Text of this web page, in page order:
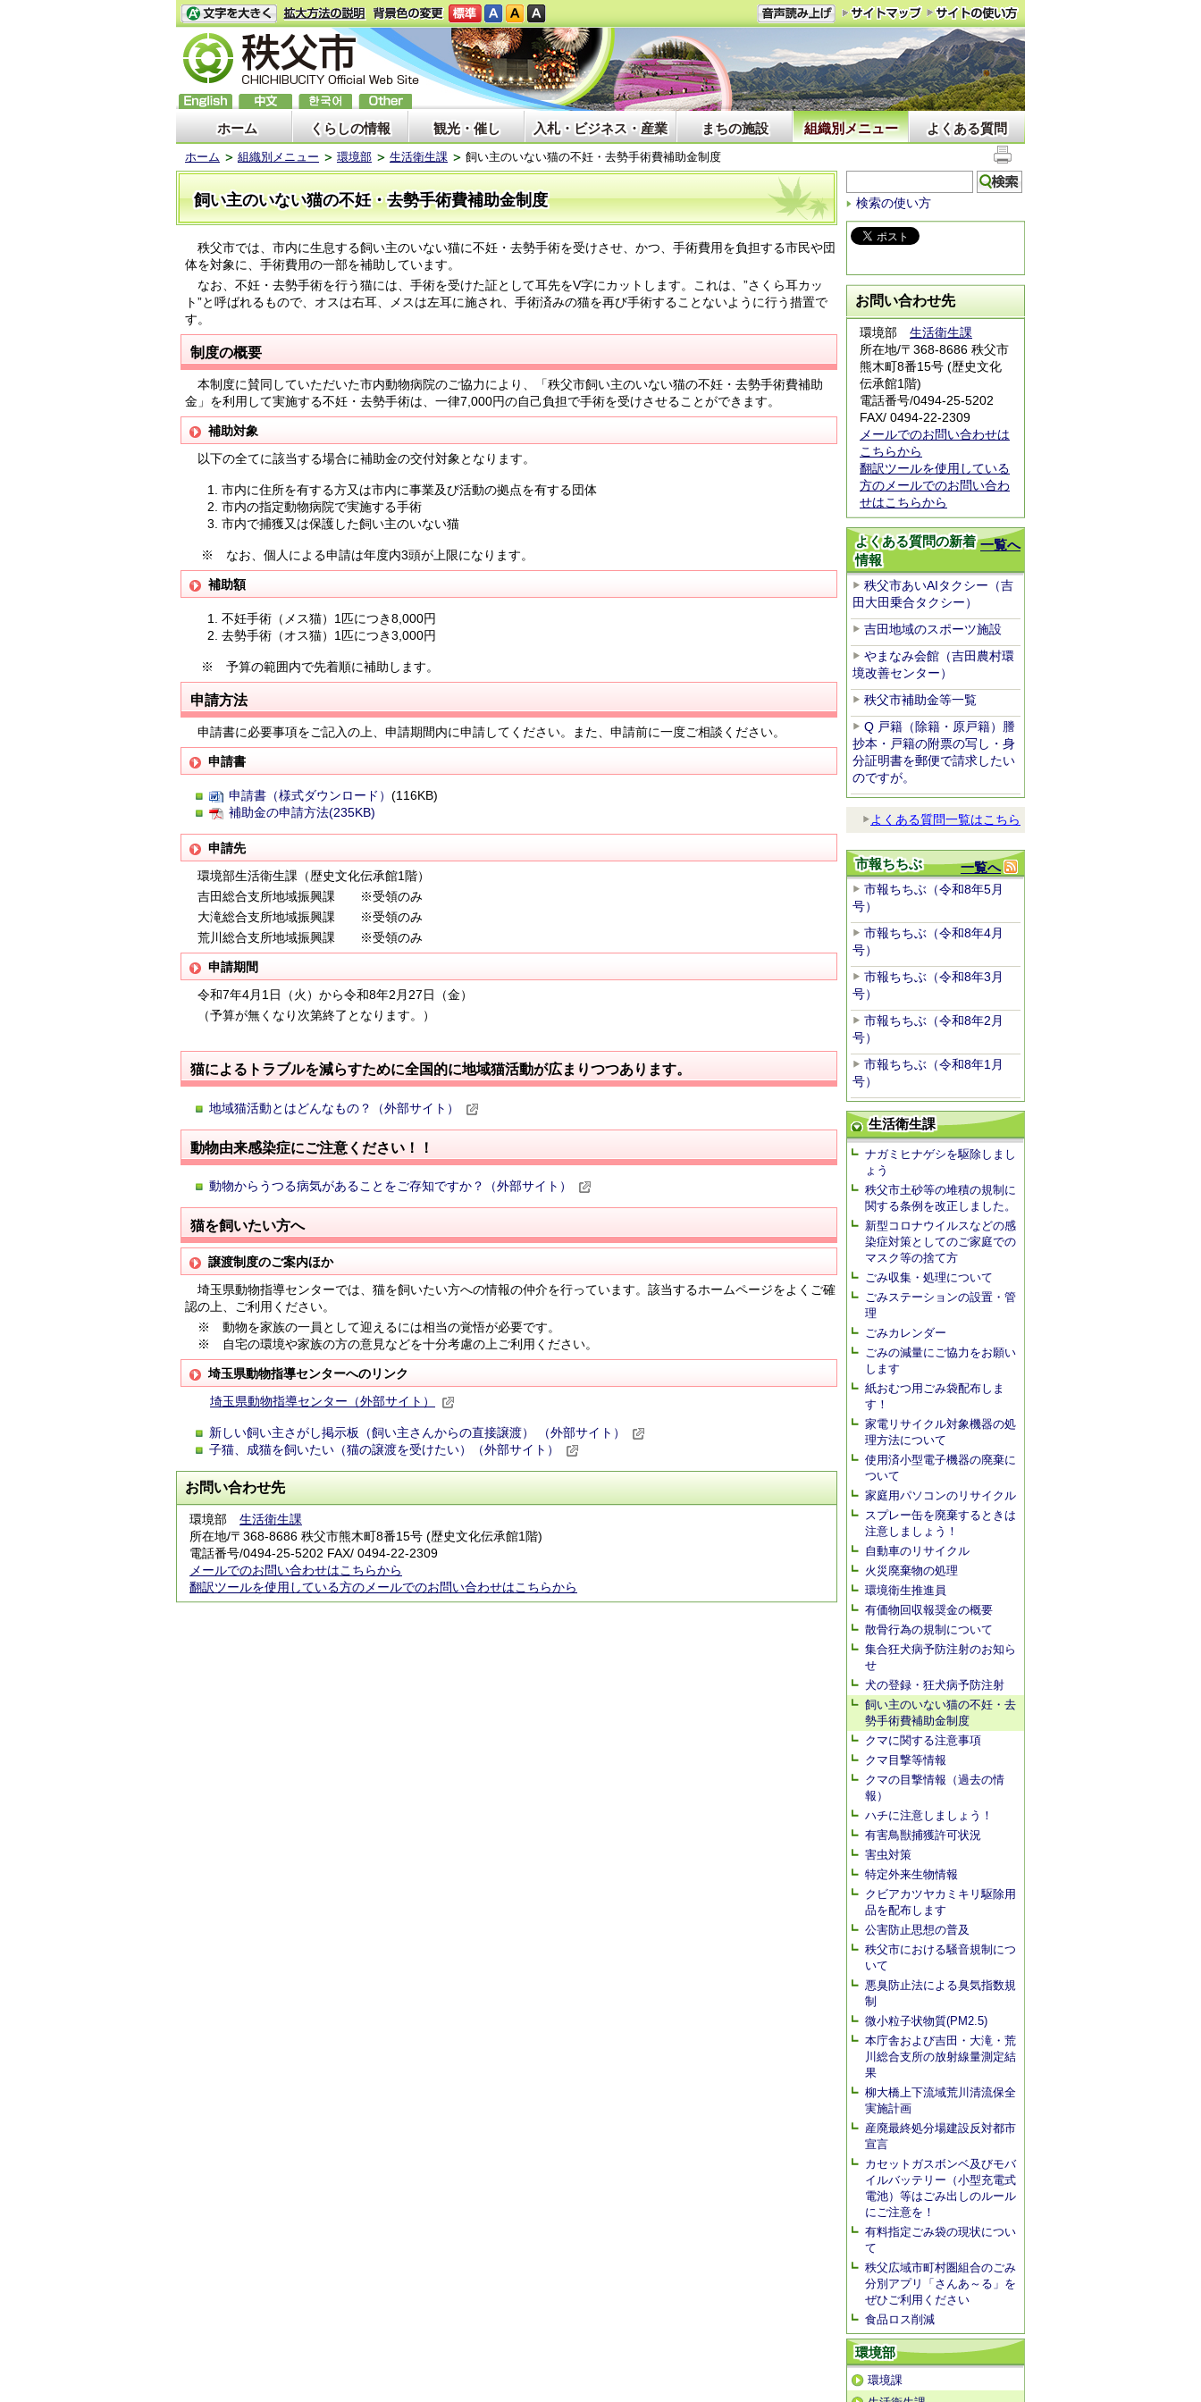
ホーム くらしの情報 観光・催し 入札・ビジネス・産業 まちの施設 組織別メニュー よくある質問
ホーム 組織別メニュー 環境部 生活衛生課 飼い主のいない猫の不妊・去勢手術費補助金制度
飼い主のいない猫の不妊・去勢手術費補助金制度
秩父市では、市内に生息する飼い主のいない猫に不妊・去勢手術を受けさせ、かつ、手術費用を負担する市民や団
体を対象に、手術費用の一部を補助しています。
なお、不妊・去勢手術を行う猫には、手術を受けた証として耳先をV字にカットします。これは、”さくら耳カッ
ト”と呼ばれるもので、オスは右耳、メスは左耳に施され、手術済みの猫を再び手術することないように行う措置で
す。
制度の概要
本制度に賛同していただいた市内動物病院のご協力により、「秩父市飼い主のいない猫の不妊・去勢手術費補助
金」を利用して実施する不妊・去勢手術は、一律7,000円の自己負担で手術を受けさせることができます。
補助対象
以下の全てに該当する場合に補助金の交付対象となります。
市内に住所を有する方又は市内に事業及び活動の拠点を有する団体
市内の指定動物病院で実施する手術
市内で捕獲又は保護した飼い主のいない猫
※ なお、個人による申請は年度内3頭が上限になります。
補助額
不妊手術（メス猫）1匹につき8,000円
去勢手術（オス猫）1匹につき3,000円
※ 予算の範囲内で先着順に補助します。
申請方法
申請書に必要事項をご記入の上、申請期間内に申請してください。また、申請前に一度ご相談ください。
申請書
申請書（様式ダウンロード）(116KB)
補助金の申請方法(235KB)
申請先
環境部生活衛生課（歴史文化伝承館1階）
吉田総合支所地域振興課 ※受領のみ
大滝総合支所地域振興課 ※受領のみ
荒川総合支所地域振興課 ※受領のみ
申請期間
令和7年4月1日（火）から令和8年2月27日（金）
（予算が無くなり次第終了となります。）
猫によるトラブルを減らすために全国的に地域猫活動が広まりつつあります。
地域猫活動とはどんなもの？（外部サイト）
動物由来感染症にご注意ください！！
動物からうつる病気があることをご存知ですか？（外部サイト）
猫を飼いたい方へ
譲渡制度のご案内ほか
埼玉県動物指導センターでは、猫を飼いたい方への情報の仲介を行っています。該当するホームページをよくご確
認の上、ご利用ください。
※ 動物を家族の一員として迎えるには相当の覚悟が必要です。
※ 自宅の環境や家族の方の意見などを十分考慮の上ご利用ください。
埼玉県動物指導センターへのリンク
埼玉県動物指導センター（外部サイト）
新しい飼い主さがし掲示板（飼い主さんからの直接譲渡） （外部サイト）
子猫、成猫を飼いたい（猫の譲渡を受けたい）（外部サイト）
お問い合わせ先
環境部 生活衛生課
所在地/〒368-8686 秩父市熊木町8番15号 (歴史文化伝承館1階)
電話番号/0494-25-5202 FAX/ 0494-22-2309
メールでのお問い合わせはこちらから
翻訳ツールを使用している方のメールでのお問い合わせはこちらから
検索の使い方
お問い合わせ先
環境部 生活衛生課
所在地/〒368-8686 秩父市
熊木町8番15号 (歴史文化
伝承館1階)
電話番号/0494-25-5202
FAX/ 0494-22-2309
メールでのお問い合わせは
こちらから
翻訳ツールを使用している
方のメールでのお問い合わ
せはこちらから
一覧へ
よくある質問の新着
情報
秩父市あいAIタクシー（吉
田大田乗合タクシー）
吉田地域のスポーツ施設
やまなみ会館（吉田農村環
境改善センター）
秩父市補助金等一覧
Q 戸籍（除籍・原戸籍）謄
抄本・戸籍の附票の写し・身
分証明書を郵便で請求したい
のですが。
よくある質問一覧はこちら
一覧へ
市報ちちぶ
市報ちちぶ（令和8年5月
号）
市報ちちぶ（令和8年4月
号）
市報ちちぶ（令和8年3月
号）
市報ちちぶ（令和8年2月
号）
市報ちちぶ（令和8年1月
号）
生活衛生課
ナガミヒナゲシを駆除しまし
ょう
秩父市土砂等の堆積の規制に
関する条例を改正しました。
新型コロナウイルスなどの感
染症対策としてのご家庭での
マスク等の捨て方
ごみ収集・処理について
ごみステーションの設置・管
理
ごみカレンダー
ごみの減量にご協力をお願い
します
紙おむつ用ごみ袋配布しま
す！
家電リサイクル対象機器の処
理方法について
使用済小型電子機器の廃棄に
ついて
家庭用パソコンのリサイクル
スプレー缶を廃棄するときは
注意しましょう！
自動車のリサイクル
火災廃棄物の処理
環境衛生推進員
有価物回収報奨金の概要
散骨行為の規制について
集合狂犬病予防注射のお知ら
せ
犬の登録・狂犬病予防注射
飼い主のいない猫の不妊・去
勢手術費補助金制度
クマに関する注意事項
クマ目撃等情報
クマの目撃情報（過去の情
報）
ハチに注意しましょう！
有害鳥獣捕獲許可状況
害虫対策
特定外来生物情報
クビアカツヤカミキリ駆除用
品を配布します
公害防止思想の普及
秩父市における騒音規制につ
いて
悪臭防止法による臭気指数規
制
微小粒子状物質(PM2.5)
本庁舎および吉田・大滝・荒
川総合支所の放射線量測定結
果
柳大橋上下流域荒川清流保全
実施計画
産廃最終処分場建設反対都市
宣言
カセットガスボンベ及びモバ
イルバッテリー（小型充電式
電池）等はごみ出しのルール
にご注意を！
有料指定ごみ袋の現状につい
て
秩父広域市町村圏組合のごみ
分別アプリ「さんあ～る」を
ぜひご利用ください
食品ロス削減
環境部
環境課